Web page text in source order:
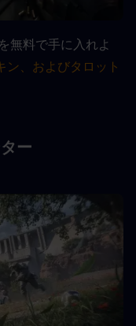
無料で手に入れよ
、およびタロット
ー